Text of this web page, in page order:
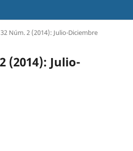
Núm. 2 (2014): Julio-Diciembre
(2014): Julio-